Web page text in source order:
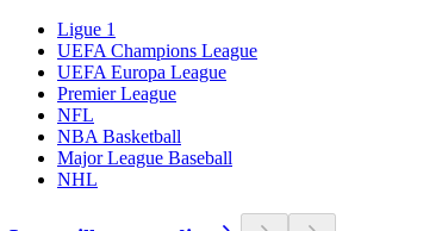
Ligue 1
UEFA Champions League
UEFA Europa League
Premier League
NFL
NBA Basketball
Major League Baseball
NHL